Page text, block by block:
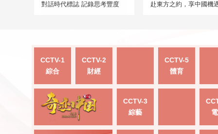
對話時代標誌 記錄思考豐度
赴東方之約，享中國機
CCTV-1
綜合
CCTV-2
財經
CCTV-5
體育
CCTV-3
綜藝